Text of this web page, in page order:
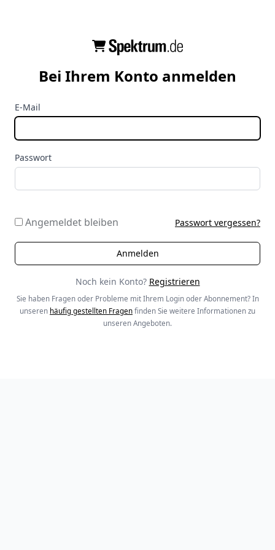
Bei Ihrem Konto anmelden
E-Mail
Passwort
Angemeldet bleiben Passwort vergessen?
Noch kein Konto? Registrieren
Sie haben Fragen oder Probleme mit Ihrem Login oder Abonnement? In
unseren häufig gestellten Fragen finden Sie weitere Informationen zu
unseren Angeboten.